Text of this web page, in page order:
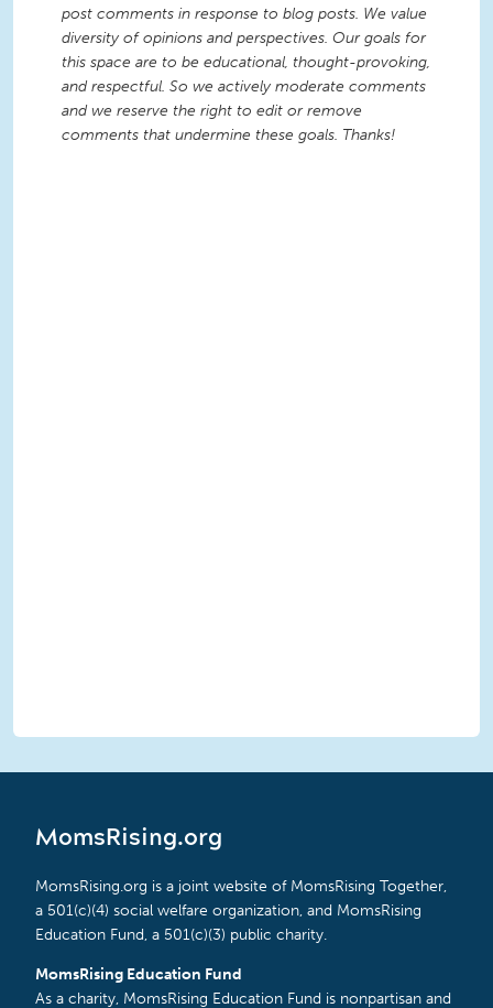
post comments in response to blog posts. We value
diversity of opinions and perspectives. Our goals for
this space are to be educational, thought-provoking,
and respectful. So we actively moderate comments
and we reserve the right to edit or remove
comments that undermine these goals. Thanks!
MomsRising.org
MomsRising.org is a joint website of MomsRising Together,
a 501(c)(4) social welfare organization, and MomsRising
Education Fund, a 501(c)(3) public charity.
MomsRising Education Fund
As a charity, MomsRising Education Fund is nonpartisan and